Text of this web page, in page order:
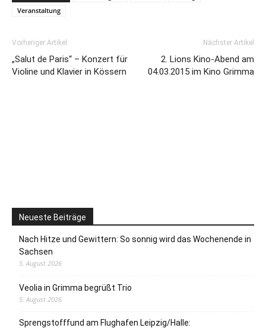
Veranstaltung
Vorheriger Artikel
„Salut de Paris“ – Konzert für
Violine und Klavier in Kössern
Nächster Artikel
2. Lions Kino-Abend am
04.03.2015 im Kino Grimma
Neueste Beiträge
Nach Hitze und Gewittern: So sonnig wird das Wochenende in
Sachsen
5. August 2026
Veolia in Grimma begrüßt Trio
5. August 2026
Sprengstofffund am Flughafen Leipzig/Halle: